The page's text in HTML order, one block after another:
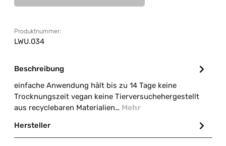
Produktnummer:
LWU.034
Beschreibung
einfache Anwendung hält bis zu 14 Tage keine
Trocknungszeit vegan keine Tierversuchehergestellt
aus recyclebaren Materialien… Mehr
Hersteller